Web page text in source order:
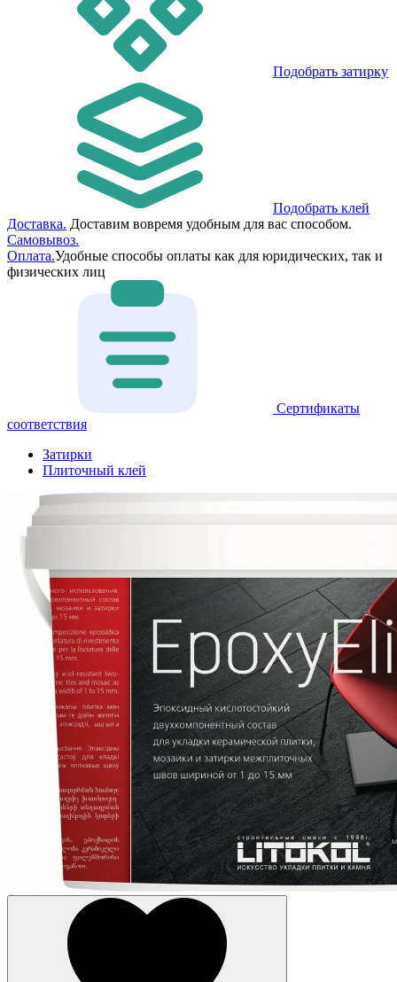
Подобрать затирку
Подобрать клей
Доставка. Доставим вовремя удобным для вас способом.
Самовывоз.
Оплата.Удобные способы оплаты как для юридических, так и
физических лиц
Сертификаты
соответствия
Затирки
Плиточный клей